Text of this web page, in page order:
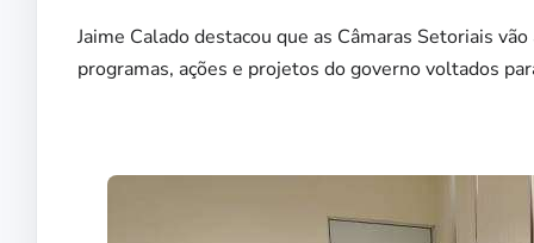
Jaime Calado destacou que as Câmaras Setoriais
programas, ações e projetos do governo voltados